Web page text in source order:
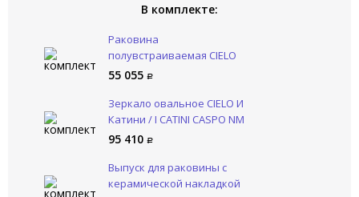
В комплекте:
Раковина
полувстраиваемая CIELO
Наслаждение / ENJOY
55 055
Зеркало овальное CIELO И
Катини / I CATINI CASPO NM
95 410
Выпуск для раковины с
керамической накладкой